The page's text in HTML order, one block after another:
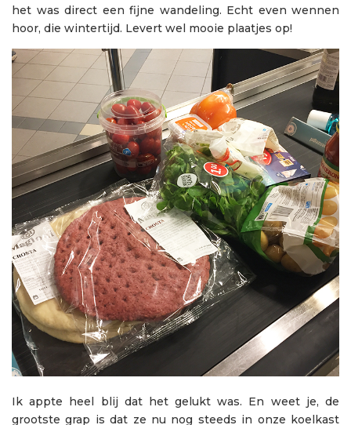
het was direct een fijne wandeling. Echt even wennen
hoor, die wintertijd. Levert wel mooie plaatjes op!
Ik appte heel blij dat het gelukt was. En weet je, de
grootste grap is dat ze nu nog steeds in onze koelkast